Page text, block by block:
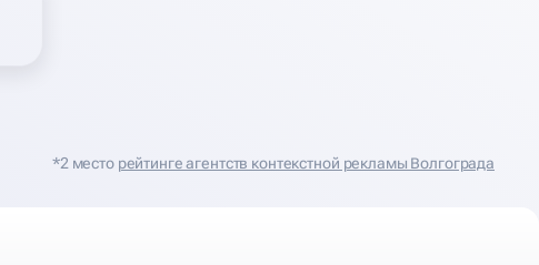
*2 место рейтинге агентств контекстной рекламы Волгограда